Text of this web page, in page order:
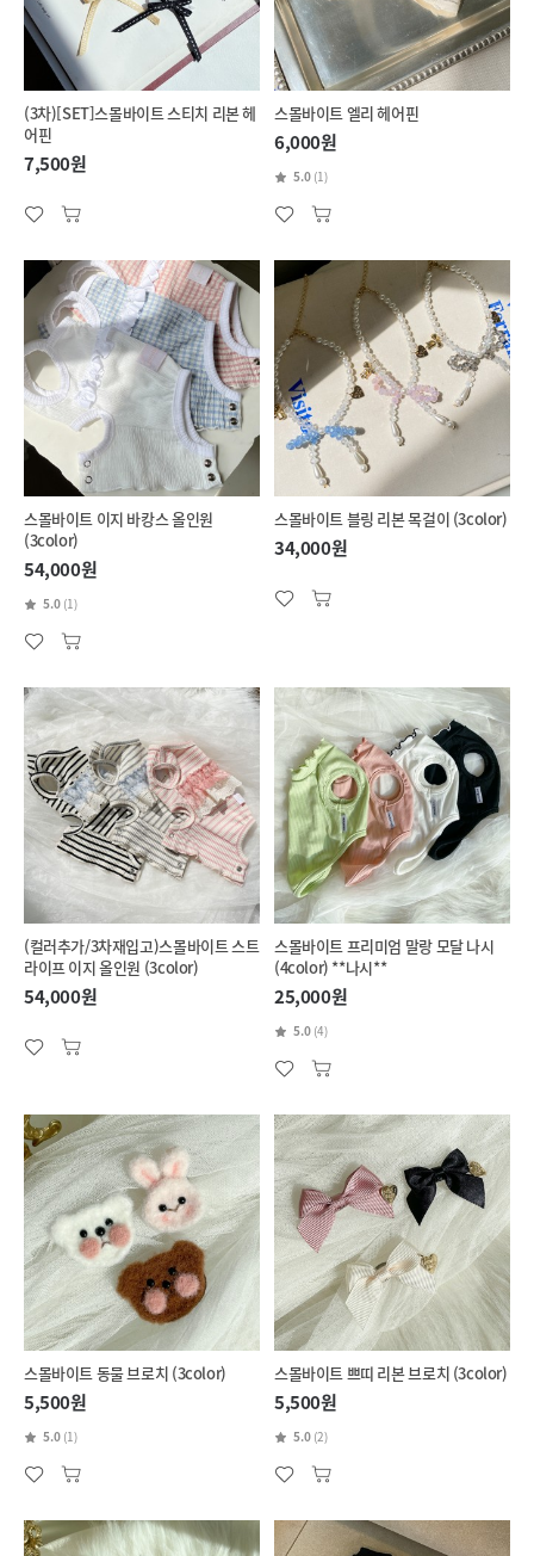
(3차)[SET]스몰바이트 스티치 리본 헤
어핀
7,500원
스몰바이트 엘리 헤어핀
6,000원
5.0 (1)
스몰바이트 이지 바캉스 올인원
(3color)
54,000원
5.0 (1)
스몰바이트 블링 리본 목걸이 (3color)
34,000원
(컬러추가/3차재입고)스몰바이트 스트
라이프 이지 올인원 (3color)
54,000원
스몰바이트 프리미엄 말랑 모달 나시
(4color) **나시**
25,000원
5.0 (4)
스몰바이트 동물 브로치 (3color)
5,500원
5.0 (1)
스몰바이트 쁘띠 리본 브로치 (3color)
5,500원
5.0 (2)